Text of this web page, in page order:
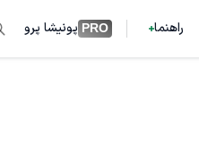
راهنما PRO پونیشا پرو